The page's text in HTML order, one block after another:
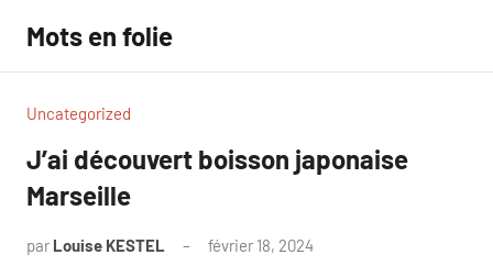
contenu
Mots en folie
Uncategorized
J’ai découvert boisson japonaise
Marseille
par Louise KESTEL février 18, 2024